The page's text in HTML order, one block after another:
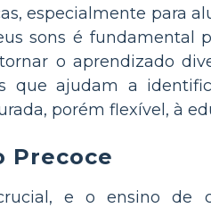
especialmente para
sons é fundamental
o aprendizado
que ajudam a
porém flexível, à
Precoce
e o ensino de